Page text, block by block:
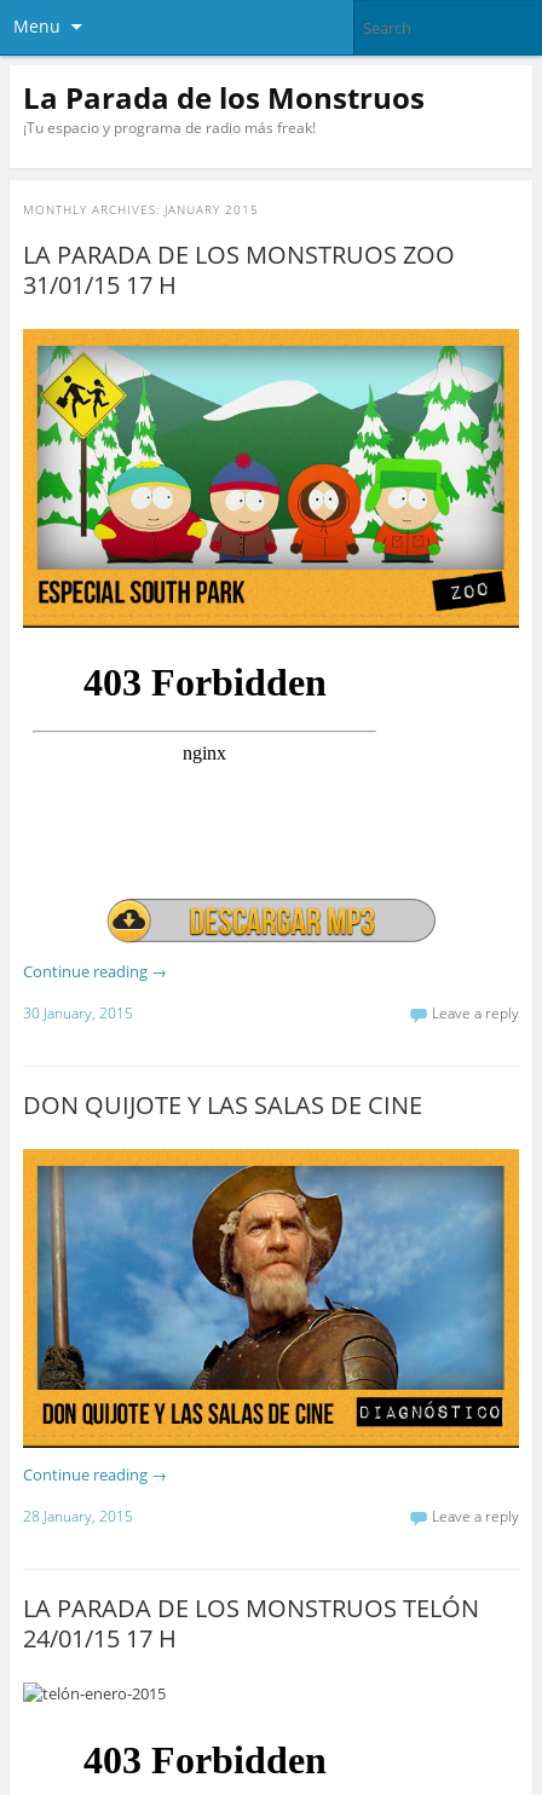
Menu
La Parada de los Monstruos
¡Tu espacio y programa de radio más freak!
MONTHLY ARCHIVES: JANUARY 2015
LA PARADA DE LOS MONSTRUOS ZOO
31/01/15 17 H
Continue reading →
30 January, 2015 Leave a reply
DON QUIJOTE Y LAS SALAS DE CINE
Continue reading →
28 January, 2015 Leave a reply
LA PARADA DE LOS MONSTRUOS TELÓN
24/01/15 17 H